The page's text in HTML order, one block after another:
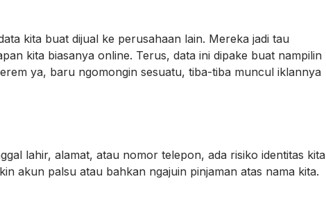
kita buat dijual ke perusahaan lain. Mereka jadi tau
kita biasanya online. Terus, data ini dipake buat nampilin
ya, baru ngomongin sesuatu, tiba-tiba muncul iklannya
lahir, alamat, atau nomor telepon, ada risiko identitas kita
akun palsu atau bahkan ngajuin pinjaman atas nama kita.